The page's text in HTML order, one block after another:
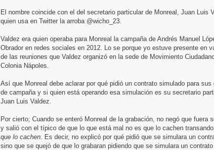
El nombre coincide con el del secretario particular de Monreal, Juan Luis
quien usa en Twitter la arroba @wicho_23.
Valdez era quien operaba para Monreal la campaña de Andrés Manuel
Obrador en redes sociales en 2012. Lo se porque yo estuve presente en
de las reuniones que Valdez organizó en la sede de Movimiento
Colonia Nápoles.
Así que Monreal debe aclarar por qué pidió un contrato simulado para sus
de campaña y si quien está operando esa simulación es su secretario
Juan Luis Valdez.
Por cierto; Cuando se enteró Monreal de la grabación, no negó que fuera
y salió con el típico de que lo que está mal no es que lo cachen transando,
que lo cachen . Es decir, no explicó por qué pidió que se simulara un
sino que se quejó de que lo grabaran pidiendo que se simulara un